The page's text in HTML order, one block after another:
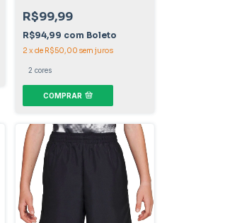
R$99,99
R$94,99 com Boleto
2 x de R$50,00 sem juros
2 cores
COMPRAR